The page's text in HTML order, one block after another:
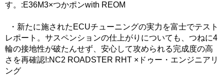
す。:E36M3×つかポンwith REOM
・新たに施されたECUチューニングの実力を富士でテスト
レポート。サスペンションの仕上がりについても、つねに4
輪の接地性が破たんせず、安心して攻められる完成度の高
さを再確認!:NC2 ROADSTER RHT ×ドゥー・エンジニアリ
ング